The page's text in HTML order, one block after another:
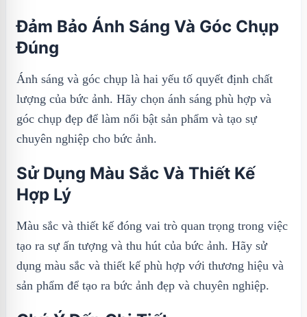
Đảm Bảo Ánh Sáng Và Góc Chụp
Đúng
Ánh sáng và góc chụp là hai yếu tố quyết định chất
lượng của bức ảnh. Hãy chọn ánh sáng phù hợp và
góc chụp đẹp để làm nổi bật sản phẩm và tạo sự
chuyên nghiệp cho bức ảnh.
Sử Dụng Màu Sắc Và Thiết Kế
Hợp Lý
Màu sắc và thiết kế đóng vai trò quan trọng trong việc
tạo ra sự ấn tượng và thu hút của bức ảnh. Hãy sử
dụng màu sắc và thiết kế phù hợp với thương hiệu và
sản phẩm để tạo ra bức ảnh đẹp và chuyên nghiệp.